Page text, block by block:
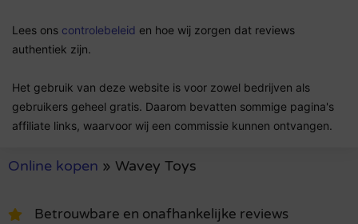
Lees ons controlebeleid en hoe wij zorgen dat reviews
authentiek zijn.
Het gebruik van deze website is voor zowel bedrijven als
gebruikers geheel gratis. Daarom bevatten sommige pagina's
affiliate links, waarvoor wij een commissie kunnen ontvangen.
Online kopen » Wavey Toys
Betrouwbare en onafhankelijke reviews